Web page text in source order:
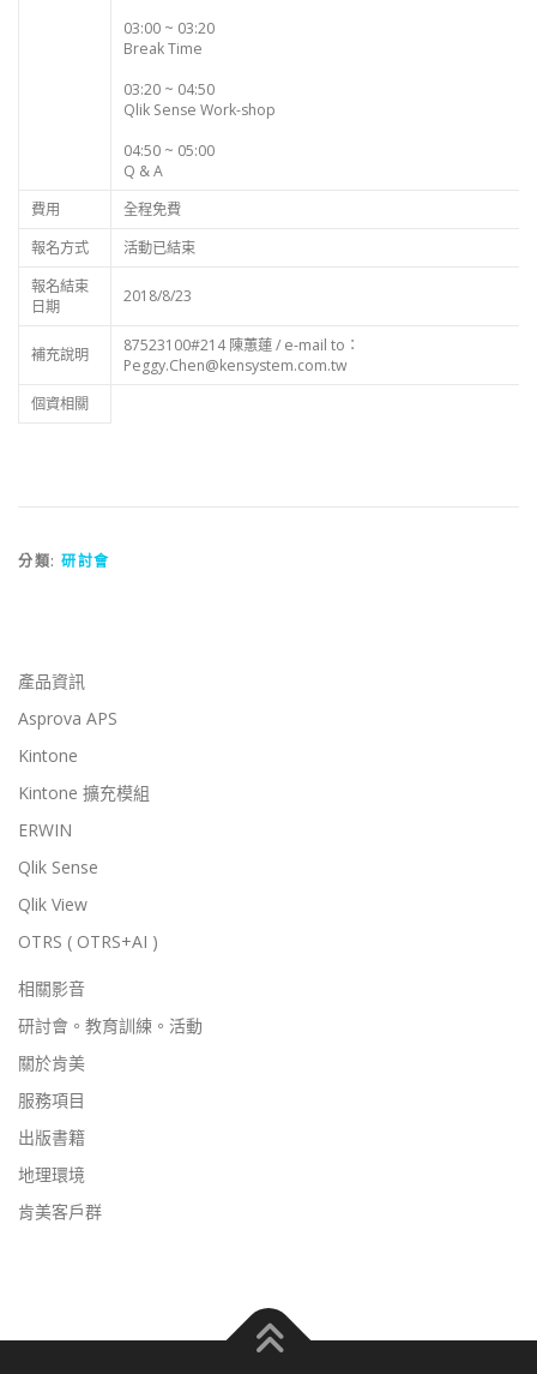
03:00 ~ 03:20
Break Time
03:20 ~ 04:50
Qlik Sense Work-shop
04:50 ~ 05:00
Q & A
費用
全程免費
報名方式
活動已結束
報名結束
日期
2018/8/23
補充說明
87523100#214 陳蕙蓮 / e-mail to：
Peggy.Chen@kensystem.com.tw
個資相關
分類: 研討會
產品資訊
Asprova APS
Kintone
Kintone 擴充模組
ERWIN
Qlik Sense
Qlik View
OTRS ( OTRS+AI )
相關影音
研討會。教育訓練。活動
關於肯美
服務項目
出版書籍
地理環境
肯美客戶群